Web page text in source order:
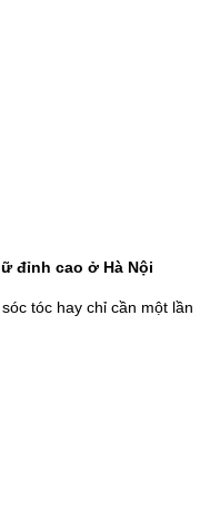
đỉnh cao ở Hà Nội
tóc hay chỉ cần một lần